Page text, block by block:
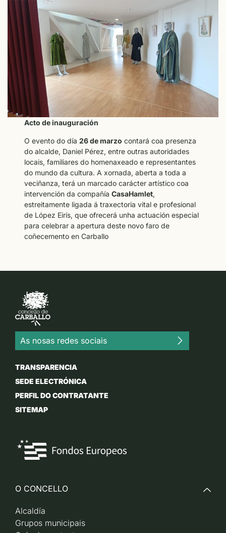
Acto de inauguración
O evento do día26 de marzo contará coa presenza
do alcalde, Daniel Pérez, entre outras autoridades
locais, familiares do homenaxeado e representantes
do mundo da cultura. A xornada, aberta a toda a
veciñanza, terá un marcado carácter artístico coa
intervención da compañíaCasaHamlet,
estreitamente ligada á traxectoria vital e profesional
de López Eirís, que ofrecerá unha actuación especial
para celebrar a apertura deste novo faro de
coñecemento en Carballo
As nosas redes sociais
TRANSPARENCIA
SEDE ELECTRÓNICA
PERFIL DO CONTRATANTE
SITEMAP
O CONCELLO
Alcaldía
Grupos municipais